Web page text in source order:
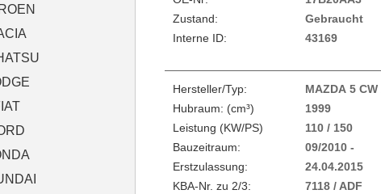
Zustand:
Gebraucht
Interne ID:
43169
Hersteller/Typ:
MAZDA 5 CW
Hubraum: (cm³)
1999
Leistung (KW/PS)
110 / 150
Bauzeitraum:
09/2010 -
Erstzulassung:
24.04.2015
KBA-Nr. zu 2/3:
7118 / ADF